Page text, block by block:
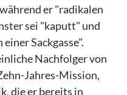
er "radikalen
sei "kaputt" und
Sackgasse".
Nachfolger von
Jahres-Mission,
die er bereits in